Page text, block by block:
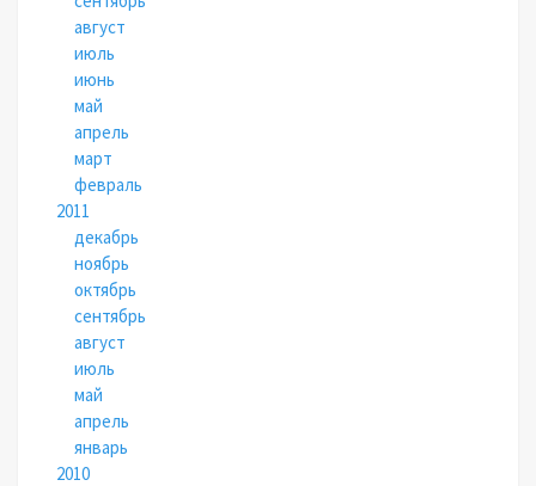
август
июль
июнь
май
апрель
март
февраль
2011
декабрь
ноябрь
октябрь
сентябрь
август
июль
май
апрель
январь
2010